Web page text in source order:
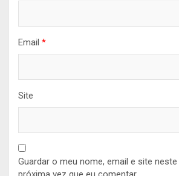
Email *
Site
Guardar o meu nome, email e site